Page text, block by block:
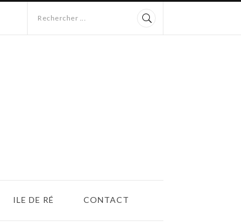
Rechercher ...
ILE DE RÉ CONTACT